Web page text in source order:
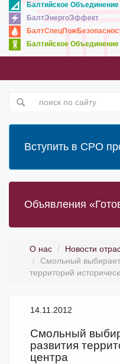
Балтийское
БалтЭнергоЭффект
Балтийское
Вступить в СРО
Объявления
О нас
Новости
Смольный
территорий
14.11.2012
Смольный
развития
центра